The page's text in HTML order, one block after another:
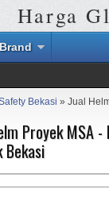
Harga
Brand
Bekasi » Jual
Proyek MSA
Bekasi